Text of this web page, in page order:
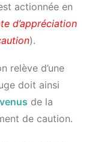
actionnée en
d’appréciation
).
relève d’une
doit ainsi
de la
de caution.